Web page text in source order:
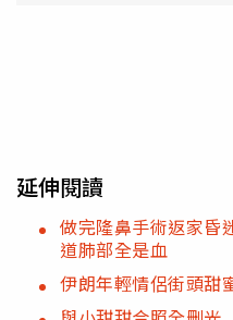
延伸閱讀
做完隆鼻手術返家
道肺部全是血
伊朗年輕情侶街頭甜